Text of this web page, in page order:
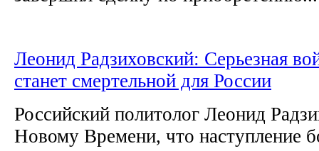
Леонид Радзиховский: Серьезная
станет смертельной для России
Российский политолог Леонид
Новому Времени, что наступление